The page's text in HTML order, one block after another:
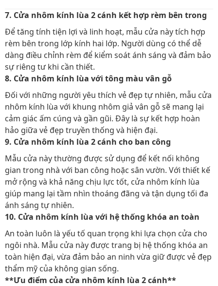
7. Cửa nhôm kính lùa 2 cánh kết hợp rèm bên trong
Để tăng tính tiện lợi và linh hoạt, mẫu cửa này tích hợp
rèm bên trong lớp kính hai lớp. Người dùng có thể dễ
dàng điều chỉnh rèm để kiểm soát ánh sáng và đảm bảo
sự riêng tư khi cần thiết.
8. Cửa nhôm kính lùa với tông màu vân gỗ
Đối với những người yêu thích vẻ đẹp tự nhiên, mẫu cửa
nhôm kính lùa với khung nhôm giả vân gỗ sẽ mang lại
cảm giác ấm cúng và gần gũi. Đây là sự kết hợp hoàn
hảo giữa vẻ đẹp truyền thống và hiện đại.
9. Cửa nhôm kính lùa 2 cánh cho ban công
Mẫu cửa này thường được sử dụng để kết nối không
gian trong nhà với ban công hoặc sân vườn. Với thiết kế
mở rộng và khả năng chịu lực tốt, cửa nhôm kính lùa
giúp mang lại tầm nhìn thoáng đãng và tận dụng tối đa
ánh sáng tự nhiên.
10. Cửa nhôm kính lùa với hệ thống khóa an toàn
An toàn luôn là yếu tố quan trọng khi lựa chọn cửa cho
ngôi nhà. Mẫu cửa này được trang bị hệ thống khóa an
toàn hiện đại, vừa đảm bảo an ninh vừa giữ được vẻ đẹp
thẩm mỹ của không gian sống.
**Ưu điểm của cửa nhôm kính lùa 2 cánh**